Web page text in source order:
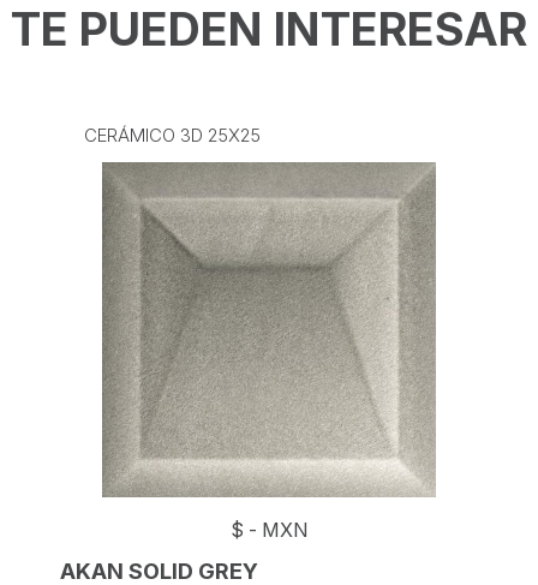
TE PUEDEN INTERESAR
CERÁMICO 3D 25X25
$ - MXN
AKAN SOLID GREY